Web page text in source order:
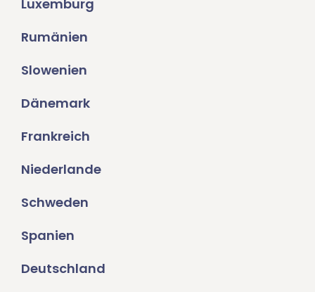
Luxemburg
Rumänien
Slowenien
Dänemark
Frankreich
Niederlande
Schweden
Spanien
Deutschland